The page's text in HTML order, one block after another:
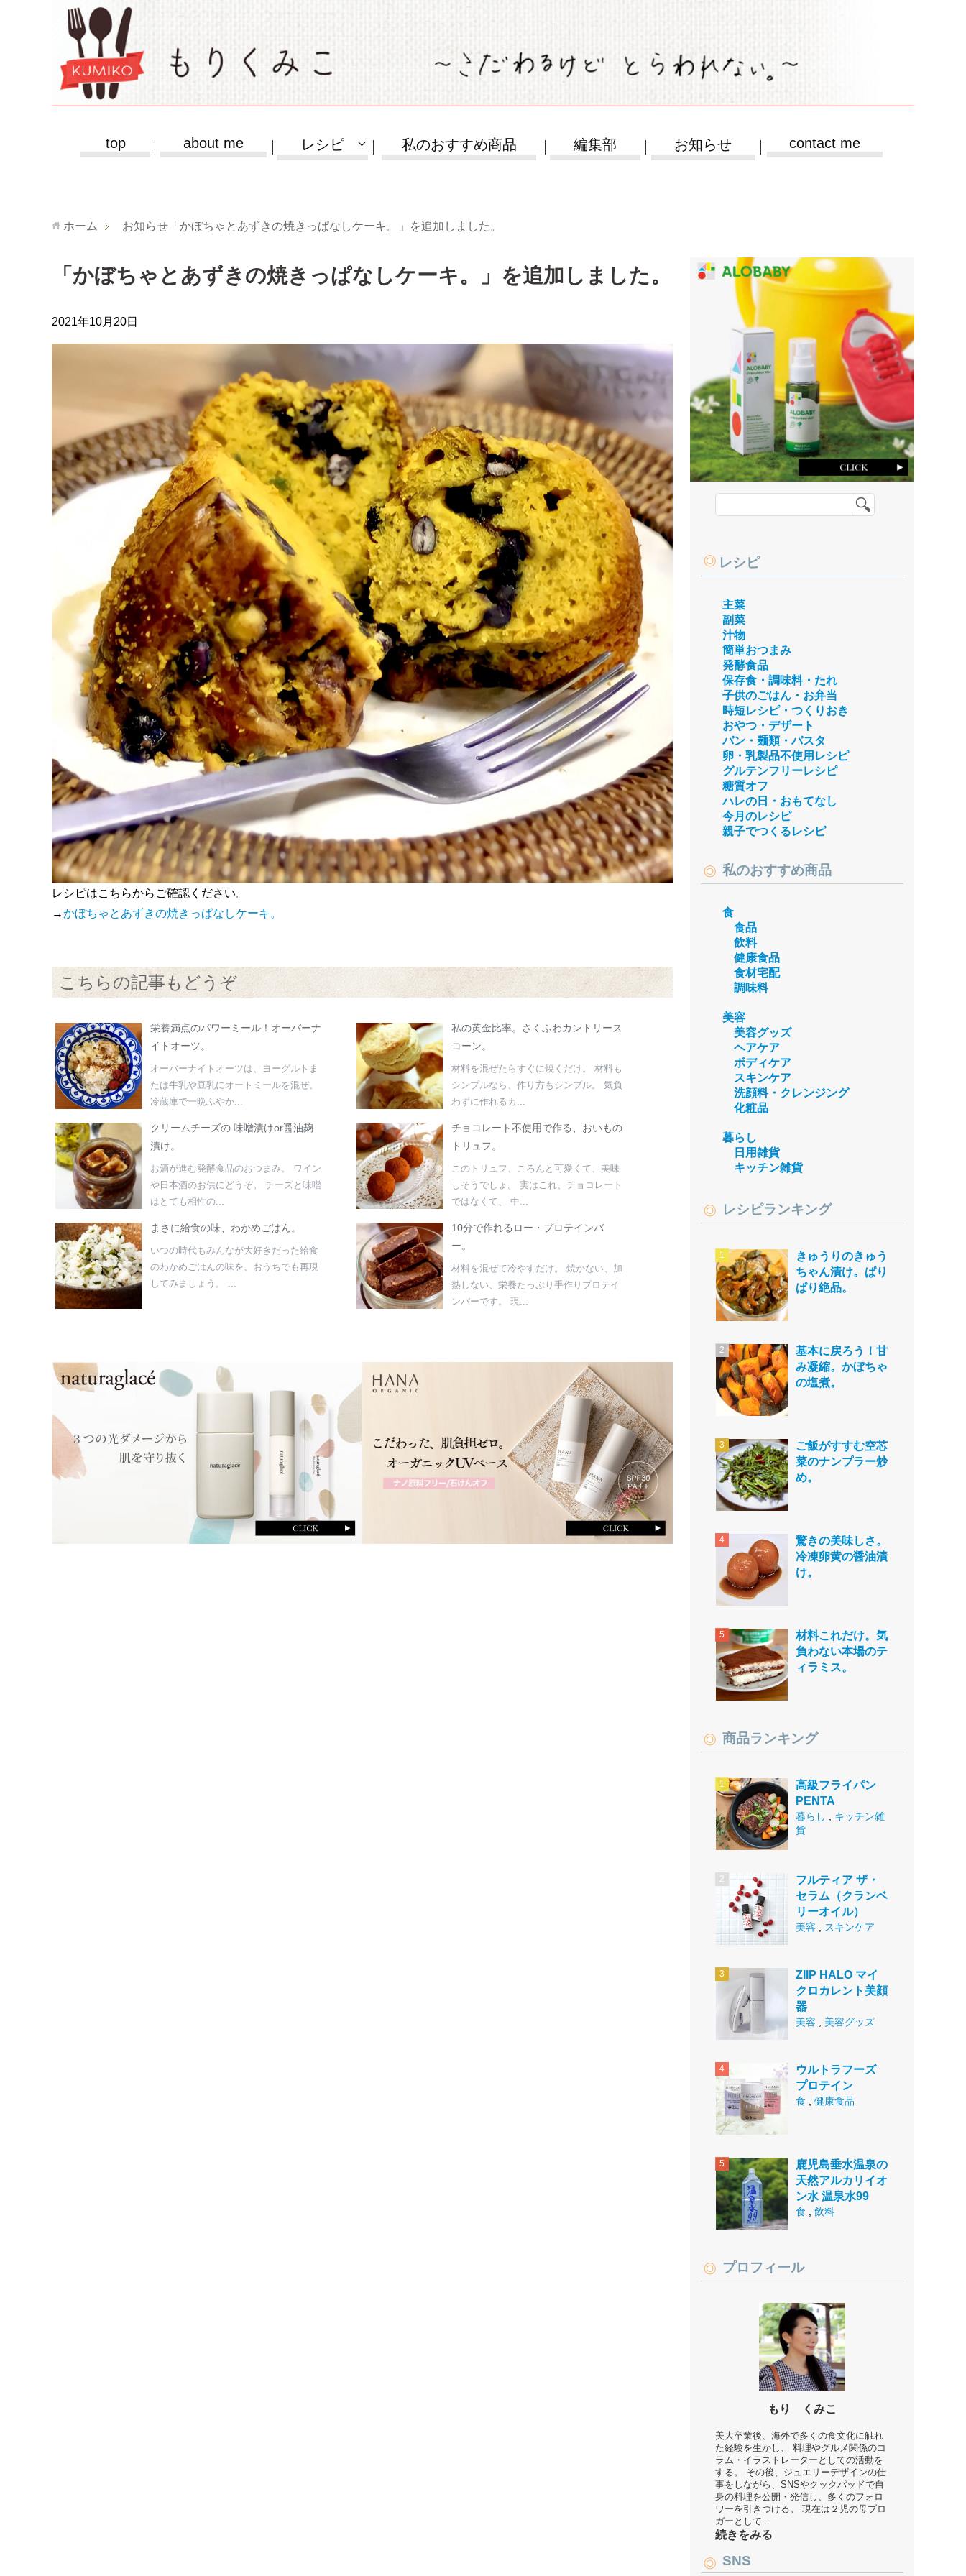
top about me レシピ 私のおすすめ商品 編集部 お知らせ contact me
ホーム お知らせ 「かぼちゃとあずきの焼きっぱなしケーキ。」を追加しました。
「かぼちゃとあずきの焼きっぱなしケーキ。」を追加しました。
2021年10月20日
レシピはこちらからご確認ください。
→かぼちゃとあずきの焼きっぱなしケーキ。
こちらの記事もどうぞ
栄養満点のパワーミール！オーバーナ
イトオーツ。
オーバーナイトオーツは、ヨーグルトま
たは牛乳や豆乳にオートミールを混ぜ、
冷蔵庫で一晩ふやか...
私の黄金比率。さくふわカントリース
コーン。
材料を混ぜたらすぐに焼くだけ。 材料も
シンプルなら、作り方もシンプル。 気負
わずに作れるカ...
クリームチーズの 味噌漬けor醤油麹
漬け。
お酒が進む発酵食品のおつまみ。 ワイン
や日本酒のお供にどうぞ。 チーズと味噌
はとても相性の...
チョコレート不使用で作る、おいもの
トリュフ。
このトリュフ、ころんと可愛くて、美味
しそうでしょ。 実はこれ、チョコレート
ではなくて、 中...
まさに給食の味、わかめごはん。
いつの時代もみんなが大好きだった給食
のわかめごはんの味を、おうちでも再現
してみましょう。 ...
10分で作れるロー・プロテインバ
ー。
材料を混ぜて冷やすだけ。 焼かない、加
熱しない、栄養たっぷり手作りプロテイ
ンバーです。 現...
レシピ
主菜
副菜
汁物
簡単おつまみ
発酵食品
保存食・調味料・たれ
子供のごはん・お弁当
時短レシピ・つくりおき
おやつ・デザート
パン・麺類・パスタ
卵・乳製品不使用レシピ
グルテンフリーレシピ
糖質オフ
ハレの日・おもてなし
今月のレシピ
親子でつくるレシピ
私のおすすめ商品
食
食品
飲料
健康食品
食材宅配
調味料
美容
美容グッズ
ヘアケア
ボディケア
スキンケア
洗顔料・クレンジング
化粧品
暮らし
日用雑貨
キッチン雑貨
レシピランキング
きゅうりのきゅう
ちゃん漬け。ぱり
ぱり絶品。
基本に戻ろう！甘
み凝縮。かぼちゃ
の塩煮。
ご飯がすすむ空芯
菜のナンプラー炒
め。
驚きの美味しさ。
冷凍卵黄の醤油漬
け。
材料これだけ。気
負わない本場のテ
ィラミス。
商品ランキング
高級フライパン
PENTA
暮らし
キッチン雑
貨
フルティア ザ・
セラム（クランベ
リーオイル）
美容 スキンケア
ZIIP HALO マイ
クロカレント美顔
器
美容 美容グッズ
ウルトラフーズ
プロテイン
食 健康食品
鹿児島垂水温泉の
天然アルカリイオ
ン水 温泉水99
食 飲料
プロフィール
もり くみこ
美大卒業後、海外で多くの食文化に触れ
た経験を生かし、 料理やグルメ関係のコ
ラム・イラストレーターとしての活動を
する。 その後、ジュエリーデザインの仕
事をしながら、SNSやクックパッドで自
身の料理を公開・発信し、多くのフォロ
ワーを引きつける。 現在は２児の母ブロ
ガーとして...
続きをみる
SNS